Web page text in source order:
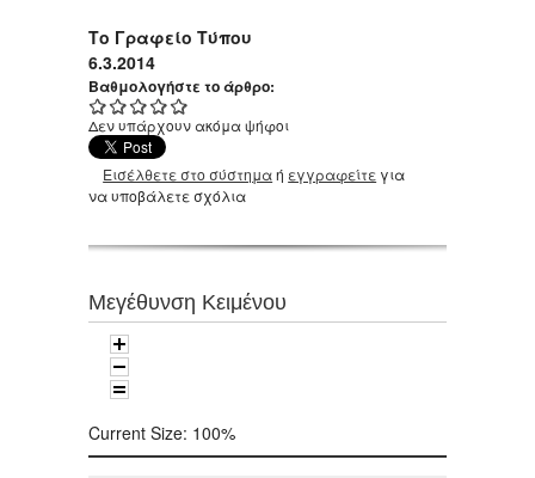
Το Γραφείο Τύπου
6.3.2014
Βαθμολογήστε το άρθρο:
Δεν υπάρχουν ακόμα ψήφοι
Εισέλθετε στο σύστημαή εγγραφείτε για
να υποβάλετε σχόλια
Μεγέθυνση Κειμένου
Current Size: 100%